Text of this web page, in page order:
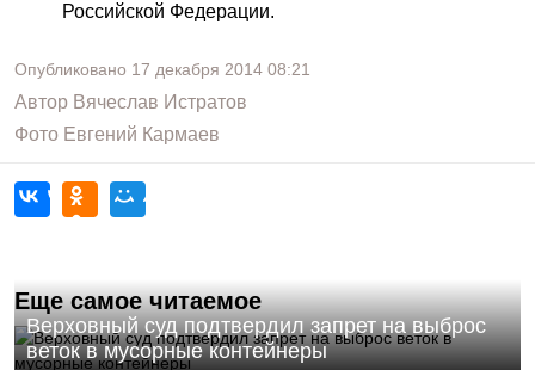
Российской Федерации.
Опубликовано 17 декабря 2014 08:21
Автор Вячеслав Истратов
Фото Евгений Кармаев
Еще самое читаемое
Верховный суд подтвердил запрет на выброс
веток в мусорные контейнеры